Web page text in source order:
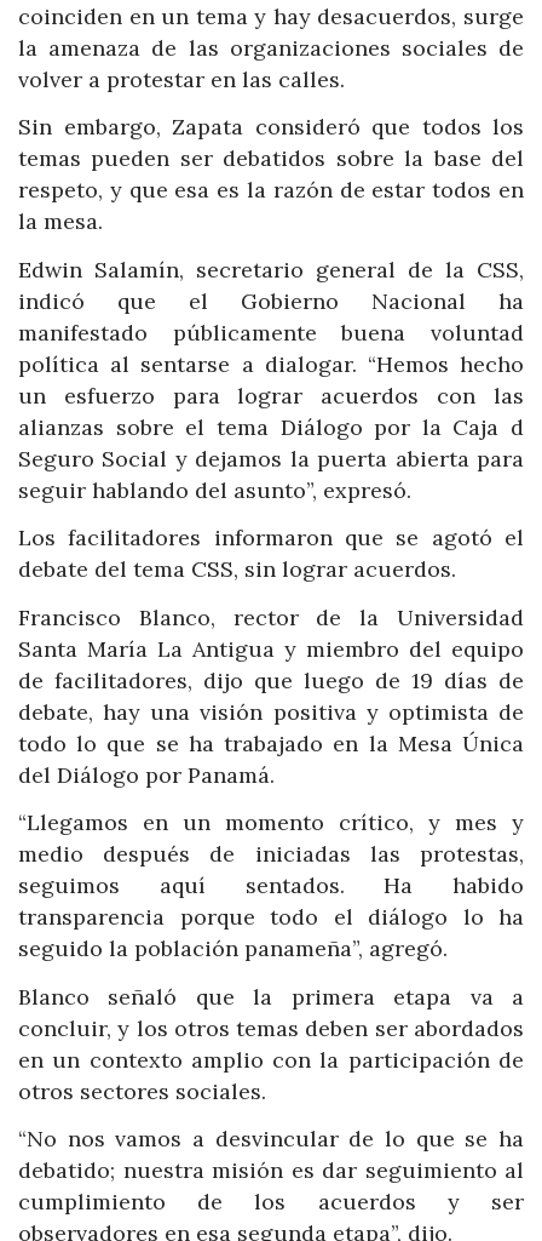
coinciden en un tema y hay desacuerdos, surge
la amenaza de las organizaciones sociales de
volver a protestar en las calles.
Sin embargo, Zapata consideró que todos los
temas pueden ser debatidos sobre la base del
respeto, y que esa es la razón de estar todos en
la mesa.
Edwin Salamín, secretario general de la CSS,
indicó que el Gobierno Nacional ha
manifestado públicamente buena voluntad
política al sentarse a dialogar. “Hemos hecho
un esfuerzo para lograr acuerdos con las
alianzas sobre el tema Diálogo por la Caja d
Seguro Social y dejamos la puerta abierta para
seguir hablando del asunto”, expresó.
Los facilitadores informaron que se agotó el
debate del tema CSS, sin lograr acuerdos.
Francisco Blanco, rector de la Universidad
Santa María La Antigua y miembro del equipo
de facilitadores, dijo que luego de 19 días de
debate, hay una visión positiva y optimista de
todo lo que se ha trabajado en la Mesa Única
del Diálogo por Panamá.
“Llegamos en un momento crítico, y mes y
medio después de iniciadas las protestas,
seguimos aquí sentados. Ha habido
transparencia porque todo el diálogo lo ha
seguido la población panameña”, agregó.
Blanco señaló que la primera etapa va a
concluir, y los otros temas deben ser abordados
en un contexto amplio con la participación de
otros sectores sociales.
“No nos vamos a desvincular de lo que se ha
debatido; nuestra misión es dar seguimiento al
cumplimiento de los acuerdos y ser
observadores en esa segunda etapa”, dijo.